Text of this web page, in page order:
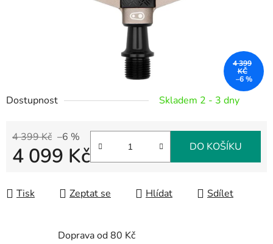
Dostupnost Skladem 2 - 3 dny
4 399 Kč –6 %
4 099 Kč DO KOŠÍKU
Tisk Zeptat se Hlídat Sdílet
4 399
KČ
–6 %
Doprava od 80 Kč